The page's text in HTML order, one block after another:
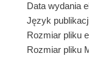
Data wydania
Język
Rozmiar pliku
Rozmiar pliku